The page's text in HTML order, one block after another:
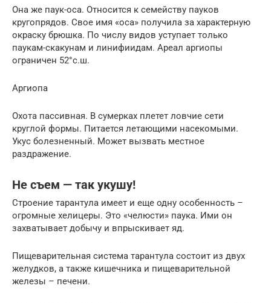
Она же паук-оса. Относится к семейству пауков
кругопрядов. Свое имя «оса» получила за характерную
окраску брюшка. По числу видов уступает только
паукам-скакунам и линифиидам. Ареал аргиопы
ограничен 52°с.ш.
Аргиопа
Охота пассивная. В сумерках плетет ловчие сети
круглой формы. Питается летающими насекомыми.
Укус болезненный. Может вызвать местное
раздражение.
Не съем — так укушу!
Строение тарантула имеет и еще одну особенность –
огромные хелицеры. Это «челюсти» паука. Ими он
захватывает добычу и впрыскивает яд.
Пищеварительная система тарантула состоит из двух
желудков, а также кишечника и пищеварительной
железы – печени.